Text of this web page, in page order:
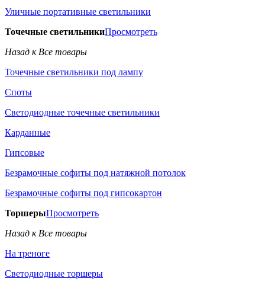
Уличные портативные светильники
Точечные светильникиПросмотреть
Назад к Все товары
Точечные светильники под лампу
Споты
Светодиодные точечные светильники
Карданные
Гипсовые
Безрамочные софиты под натяжной потолок
Безрамочные софиты под гипсокартон
ТоршерыПросмотреть
Назад к Все товары
На треноге
Светодиодные торшеры